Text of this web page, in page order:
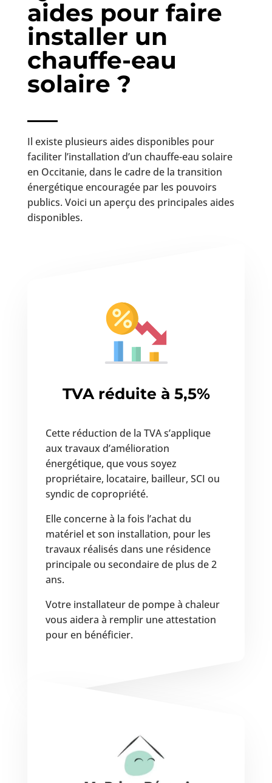
aides pour faire
installer un
chauffe-eau
solaire ?
Il existe plusieurs aides disponibles pour
faciliter l’installation d’un chauffe-eau solaire
en Occitanie, dans le cadre de la transition
énergétique encouragée par les pouvoirs
publics. Voici un aperçu des principales aides
disponibles.
TVA réduite à 5,5%
Cette réduction de la TVA s’applique
aux travaux d’amélioration
énergétique, que vous soyez
propriétaire, locataire, bailleur, SCI ou
syndic de copropriété.
Elle concerne à la fois l’achat du
matériel et son installation, pour les
travaux réalisés dans une résidence
principale ou secondaire de plus de 2
ans.
Votre installateur de pompe à chaleur
vous aidera à remplir une attestation
pour en bénéficier.